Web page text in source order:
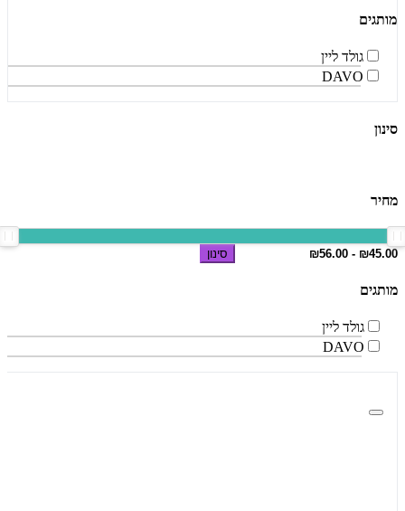
מותגים
גולד ליין
DAVO
סינון
מחיר
סינון
מותגים
גולד ליין
DAVO